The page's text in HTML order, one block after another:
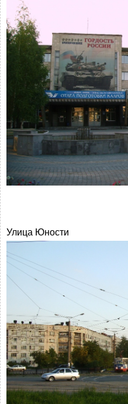
Улица Юности